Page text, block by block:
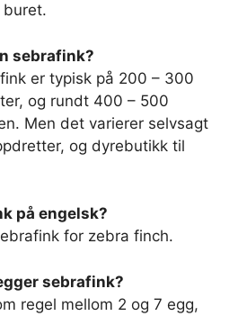
buret.
sebrafink?
er typisk på 200 – 300
og rundt 400 – 500
Men det varierer selvsagt
og dyrebutikk til
på engelsk?
for zebra finch.
sebrafink?
regel mellom 2 og 7 egg,